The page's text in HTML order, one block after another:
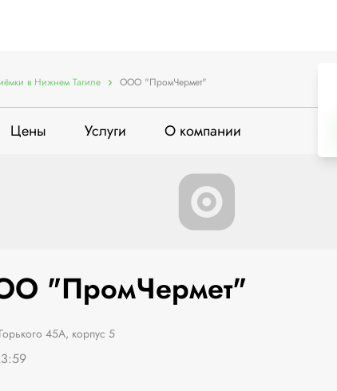
в Нижнем Тагиле ООО "ПромЧермет"
Цены Услуги О компании
"ПромЧермет"
45А, корпус 5